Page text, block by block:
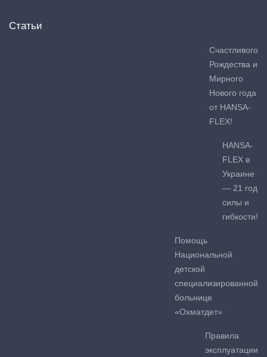
Статьи
Счастливого
Рождества и
Мирного
Нового года
от HANSA-
FLEX!
HANSA-
FLEX в
Украине
— 21 год
силы и
гибкости!
Помощь
Национальной
детской
специализированной
больнице
«Охматдет»
Правила
эксплуатации